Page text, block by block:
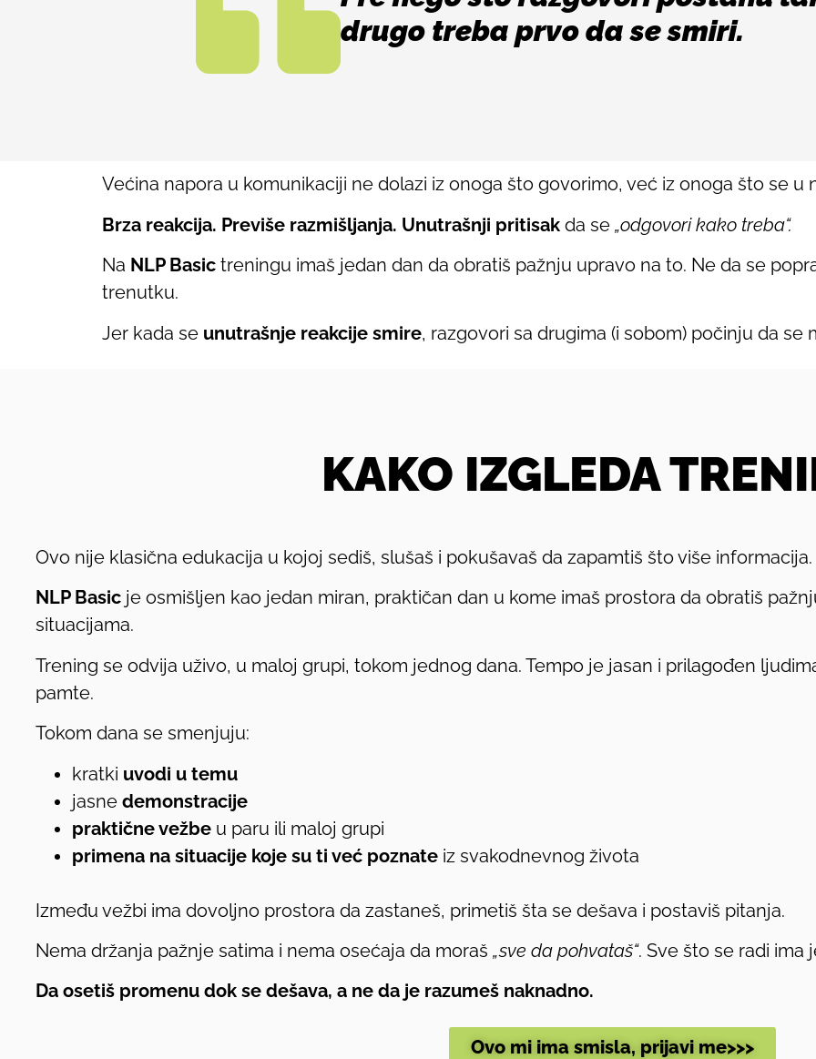
drugo treba prvo da se smiri.
Većina napora u komunikaciji ne dolazi iz onoga što govorimo, već iz onoga što se
Brza reakcija. Previše razmišljanja. Unutrašnji pritisak da se „odgovori kako treba“.
Na NLP Basic treningu imaš jedan dan da obratiš pažnju upravo na to. Ne da se
trenutku.
Jer kada se unutrašnje reakcije smire, razgovori sa drugima (i sobom) počinju da se
KAKO IZGLEDA
Ovo nije klasična edukacija u kojoj sediš, slušaš i pokušavaš da zapamtiš što više informacija.
NLP Basic je osmišljen kao jedan miran, praktičan dan u kome imaš prostora da obratiš
situacijama.
Trening se odvija uživo, u maloj grupi, tokom jednog dana. Tempo je jasan i prilagođen
pamte.
Tokom dana se smenjuju:
kratki uvodi u temu
jasne demonstracije
praktične vežbe u paru ili maloj grupi
primena na situacije koje su ti već poznate iz svakodnevnog života
Između vežbi ima dovoljno prostora da zastaneš, primetiš šta se dešava i postaviš pitanja.
Nema držanja pažnje satima i nema osećaja da moraš „sve da pohvataš“. Sve što se radi ima
Da osetiš promenu dok se dešava, a ne da je razumeš naknadno.
Ovo mi ima smisla, prijavi me>>>